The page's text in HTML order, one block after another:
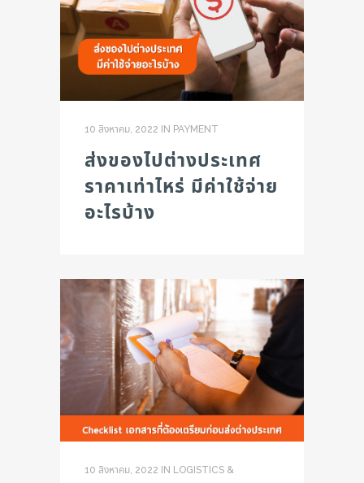
10 สิงหาคม, 2022 IN PAYMENT
ส่งของไปต่างประเทศ
ราคาเท่าไหร่ มีค่าใช้จ่าย
อะไรบ้าง
10 สิงหาคม, 2022 IN LOGISTICS &